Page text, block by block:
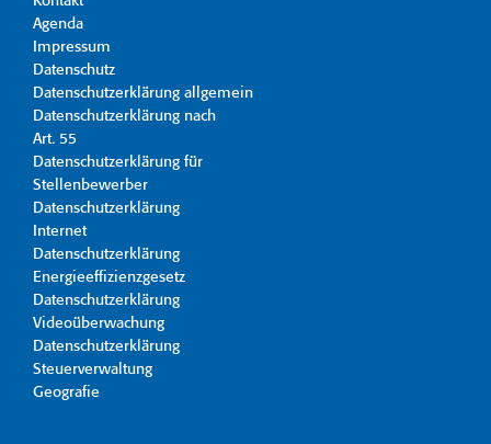
Agenda
Impressum
Datenschutz
Datenschutzerklärung allgemein
Datenschutzerklärung nach
Art. 55
Datenschutzerklärung für
Stellenbewerber
Datenschutzerklärung
Internet
Datenschutzerklärung
Energieeffizienzgesetz
Datenschutzerklärung
Videoüberwachung
Datenschutzerklärung
Steuerverwaltung
Geografie